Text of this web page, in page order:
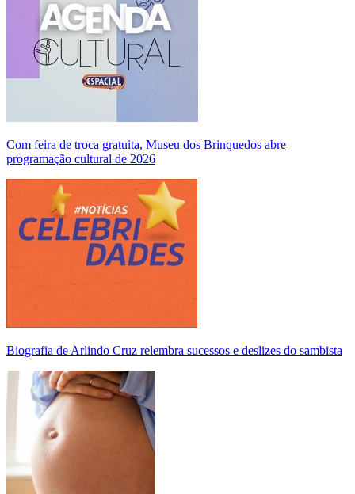
Com feira de troca gratuita, Museu dos Brinquedos abre
programação cultural de 2026
Biografia de Arlindo Cruz relembra sucessos e deslizes do sambista